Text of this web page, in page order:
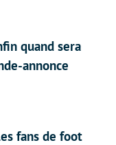
quand sera
annonce
fans de foot